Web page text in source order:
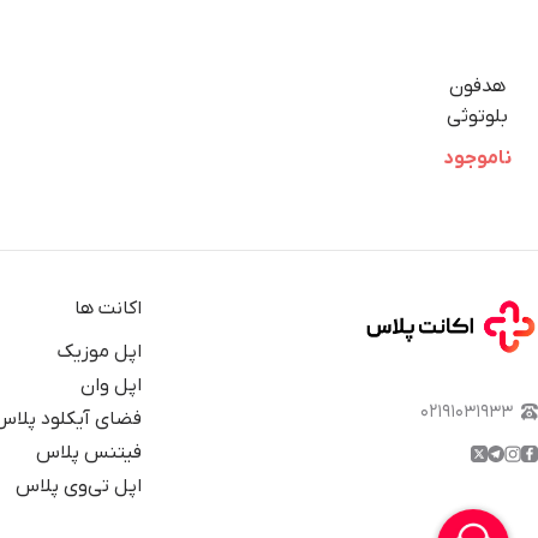
هدفون
بلوتوثی
بیتس
ناموجود
۰۲۱۹۱۰۳۱۹۳۳
اکانت ها
اپل موزیک
اپل وان
فضای آیکلود
فیتنس پلاس
اپل تی‌وی پلاس